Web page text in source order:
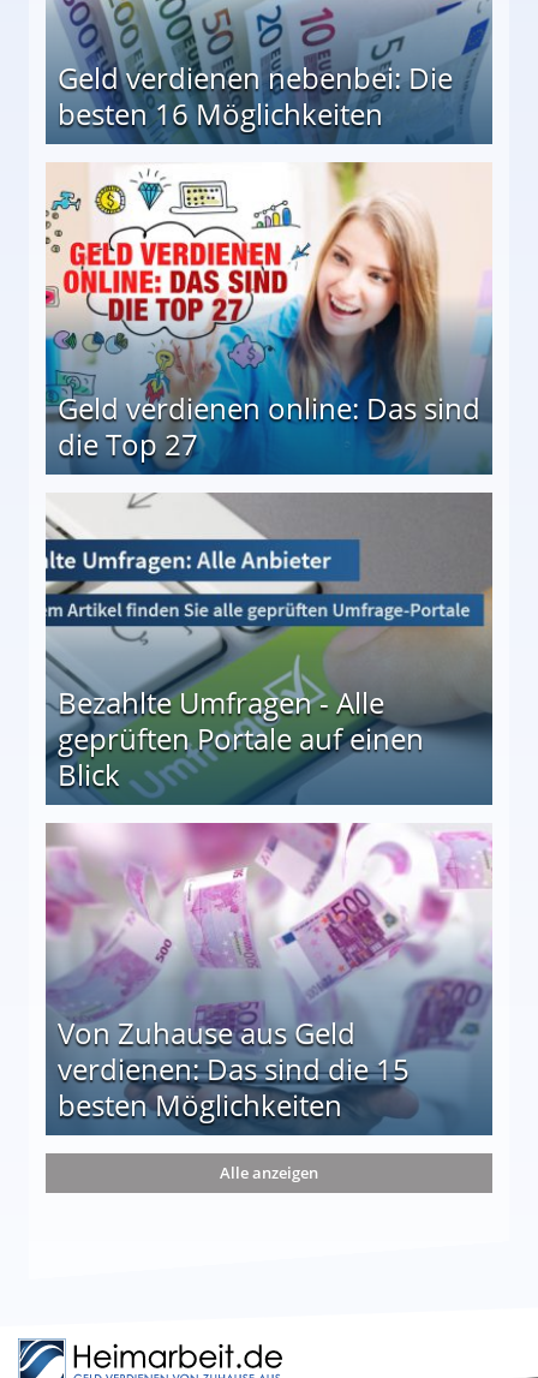
Geld verdienen nebenbei: Die
besten 16 Möglichkeiten
Geld verdienen online: Das sind
die Top 27
Bezahlte Umfragen - Alle
geprüften Portale auf einen
Blick
auf einen Blick
Von Zuhause aus Geld
verdienen: Das sind die 15
besten Möglichkeiten
die 15 besten Möglichkeiten
Alle anzeigen